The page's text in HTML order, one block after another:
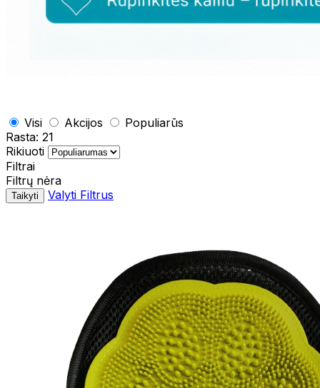
Visi Akcijos
Populiarūs
Rasta: 21
Rikiuoti
Filtrai
Filtrų nėra
Taikyti Valyti Filtrus